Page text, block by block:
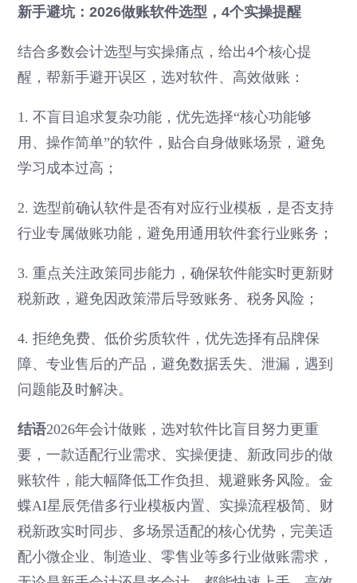
新手避坑：2026做账软件选型，4个实操提醒
结合多数会计选型与实操痛点，给出4个核心提
醒，帮新手避开误区，选对软件、高效做账：
1. 不盲目追求复杂功能，优先选择“核心功能够
用、操作简单”的软件，贴合自身做账场景，避免
学习成本过高；
2. 选型前确认软件是否有对应行业模板，是否支持
行业专属做账功能，避免用通用软件套行业账务；
3. 重点关注政策同步能力，确保软件能实时更新财
税新政，避免因政策滞后导致账务、税务风险；
4. 拒绝免费、低价劣质软件，优先选择有品牌保
障、专业售后的产品，避免数据丢失、泄漏，遇到
问题能及时解决。
结语2026年会计做账，选对软件比盲目努力更重
要，一款适配行业需求、实操便捷、新政同步的做
账软件，能大幅降低工作负担、规避账务风险。金
蝶AI星辰凭借多行业模板内置、实操流程极简、财
税新政实时同步、多场景适配的核心优势，完美适
配小微企业、制造业、零售业等多行业做账需求，